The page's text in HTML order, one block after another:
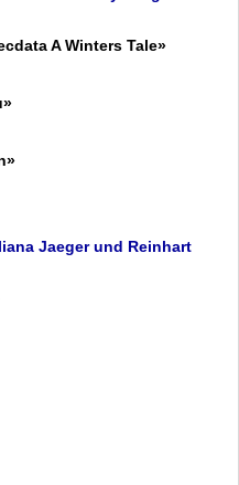
A Winters Tale»
Jaeger und Reinhart